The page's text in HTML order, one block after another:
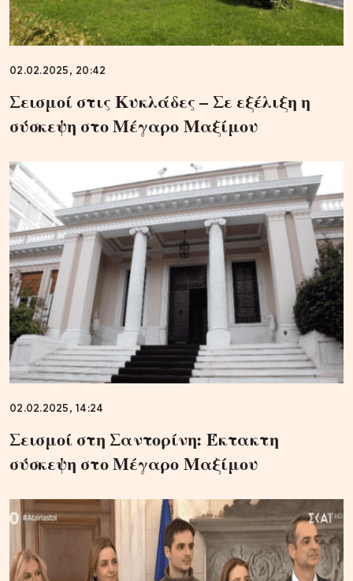
02.02.2025, 20:42
Σεισμοί στις Κυκλάδες – Σε εξέλιξη η
σύσκεψη στο Μέγαρο Μαξίμου
02.02.2025, 14:24
Σεισμοί στη Σαντορίνη: Έκτακτη
σύσκεψη στο Μέγαρο Μαξίμου